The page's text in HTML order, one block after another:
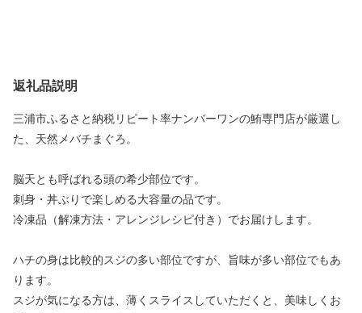
返礼品説明
三浦市ふるさと納税リピート率ナンバーワンの鮪専門店が厳選し
た、天然メバチまぐろ。
脳天とも呼ばれる頭の希少部位です。
刺身・丼ぶりで楽しめる大容量の品です。
冷凍品（解凍方法・アレンジレシピ付き）でお届けします。
ハチの身は比較的スジの多い部位ですが、旨味が多い部位でもあ
ります。
スジが気になる方は、薄くスライスしていただくと、美味しくお